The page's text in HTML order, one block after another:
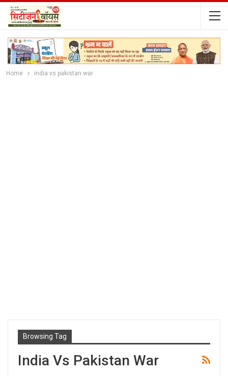
Home india vs pakistan war
Browsing Tag
India Vs Pakistan War